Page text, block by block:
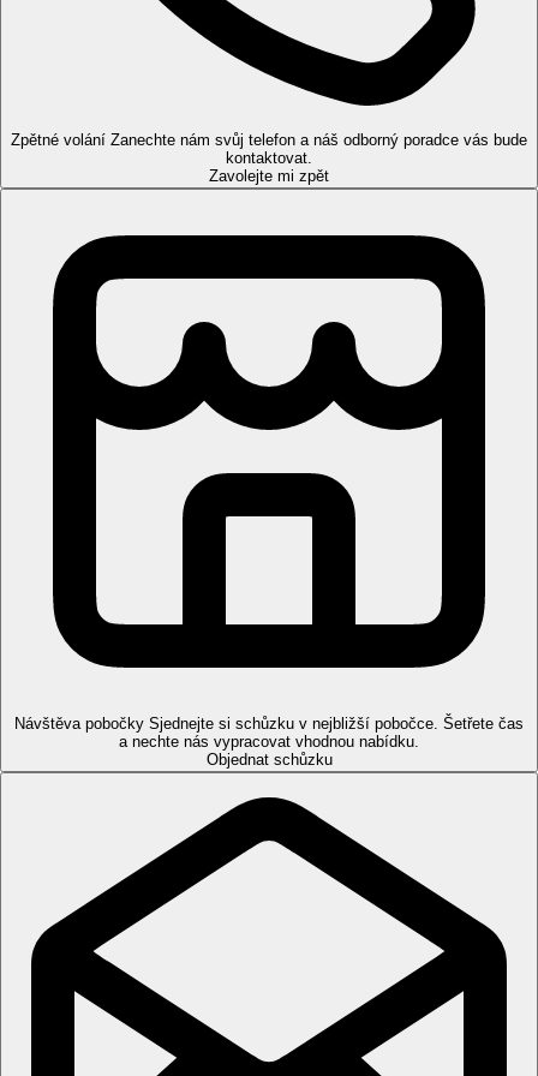
348 pokojů, vstupní hala s recepcí, 2 bazény (z toho 1 pro
dospělé osoby), bar u bazénu, bufetová restaurace, indická
restaurace (à la carte), bistro, bar na střeše s panoramatickým
Klienti s programem all inclusive využívají služeb všech 3
Dvoulůžkový pokoj /Dvoulůžkový pokoj Deluxe:
koupelna/WC, klimatizace, rychlovarná konvice, kávovar,
minibar za poplatek, telefon, TV/sat., trezor
Ostatní typy pokojů(pokud není uvedeno jinak, mají pokoje
výše uvedené vybavení)
Dvoulůžkový pokoj Výhled golfové hřiště:
výhled na golfové hřiště, balkon
Dvoulůžkový pokoj Premium, Výhled golfové
Na všech pokojích možná pouze jedna přistýlka.
Sportovní nabídka
squash, badminton, fitness, plážový volejbal,
stolní tenis, kulečník, yoga. fotbal
lety hydroplánem, paintball, vodní lyžování, windsurfing,
plavby katamaránem, golf, střelnice, lukostřelba.
Děti
Dětský klub (4-12 let), dětský bazén (teplotně regulovaný).
Hlídání dětí za poplatek.
Stravování
All inclusive Limited:
snídaně formou bufetu v restauraci "81" na hotelu JA
Lake View
oběd formou bufetu v restauraci "81" na hotelu JA Lake
View, nebo "La Fontana" na hotelu JA Palm Tree Court,
nebo v plážové restauraci "Capitan's Restaurant" na
hotelu JA Bech od 12:30 do 15:30
Zpětné volání Zanechte nám svůj telefon a náš odborný poradce vás bude
kontaktovat.
Zavolejte mi zpět
Návštěva pobočky Sjednejte si schůzku v nejbližší pobočce. Šetřete čas
a nechte nás vypracovat vhodnou nabídku.
Objednat schůzku